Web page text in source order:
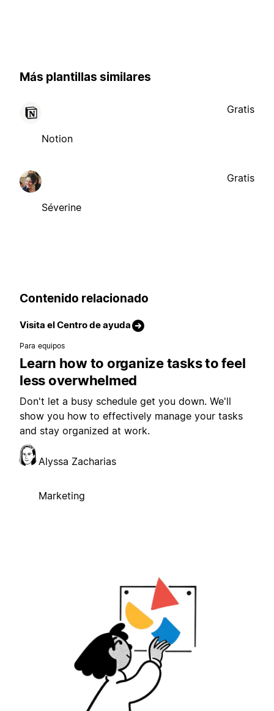
Más plantillas similares
Notion
Gratis
Séverine
Gratis
Contenido relacionado
Visita el Centro de ayuda
Para equipos
Learn how to organize tasks to feel
less overwhelmed
Don't let a busy schedule get you down. We'll
show you how to effectively manage your tasks
and stay organized at work.
Alyssa Zacharias
Marketing